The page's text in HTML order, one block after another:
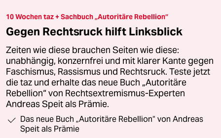
10 Wochen taz + Sachbuch „Autoritäre Rebellion“
Gegen Rechtsruck hilft Linksblick
Zeiten wie diese brauchen Seiten wie diese:
unabhängig, konzernfrei und mit klarer Kante gegen
Faschismus, Rassismus und Rechtsruck. Teste jetzt
die taz und erhalte das neue Buch „Autoritäre
Rebellion“ von Rechtsextremismus-Experten
Andreas Speit als Prämie.
Das neue Buch „Autoritäre Rebellion“ von Andreas
Speit als Prämie